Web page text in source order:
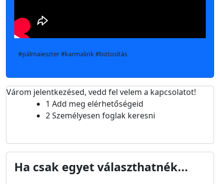
#pálmaieszter #karmalink #biztosítás
Várom jelentkezésed, vedd fel velem a kapcsolatot!
1 Add meg elérhetőségeid
2Személyesen foglak keresni
Ha csak egyet választhatnék...